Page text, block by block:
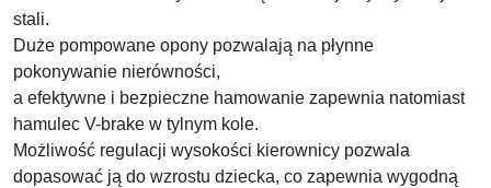
stali.
Duże pompowane opony pozwalają na płynne
pokonywanie nierówności,
a efektywne i bezpieczne hamowanie zapewnia natomiast
hamulec V-brake w tylnym kole.
Możliwość regulacji wysokości kierownicy pozwala
dopasować ją do wzrostu dziecka, co zapewnia wygodną